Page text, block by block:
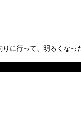
に行って、明るくなっ